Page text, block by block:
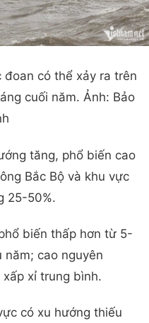
có thể xảy ra trên
cuối năm. Ảnh: Bảo
tăng, phổ biến cao
Bắc Bộ và khu vực
25-50%.
biến thấp hơn từ 5-
năm; cao nguyên
xỉ trung bình.
có xu hướng thiếu